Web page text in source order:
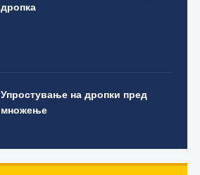
дропка
Упростување на дропки пред
множење